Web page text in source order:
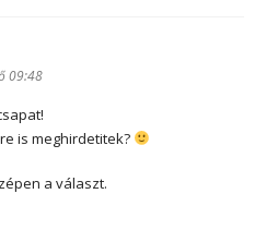
09:48
is meghirdetitek?
a választ.